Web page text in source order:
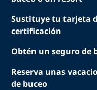
Sustituye tu tarjeta
certificación
Obtén un seguro de
Reserva unas
de buceo